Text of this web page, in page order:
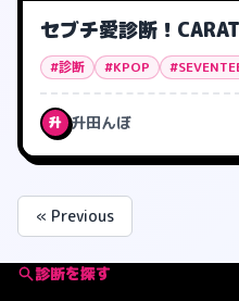
セブチ愛診断！
#診断 #KPOP
升 升田んぼ
« Previous
診断を探す